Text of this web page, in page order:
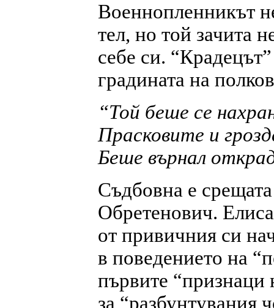
Военнопленникът
тел, но той зачита
себе си.
градината на
“Той беше се
Прасковите и
Беше върнал
Съдбовна е
Обретенович.
от привичния си
в поведението на
първите “признаци
за “разбунтувания